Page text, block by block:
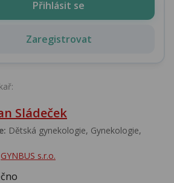
Přihlásit se
Zaregistrovat
Sládeček
Dětská gynekologie, Gynekologie,
GYNBUS s.r.o.